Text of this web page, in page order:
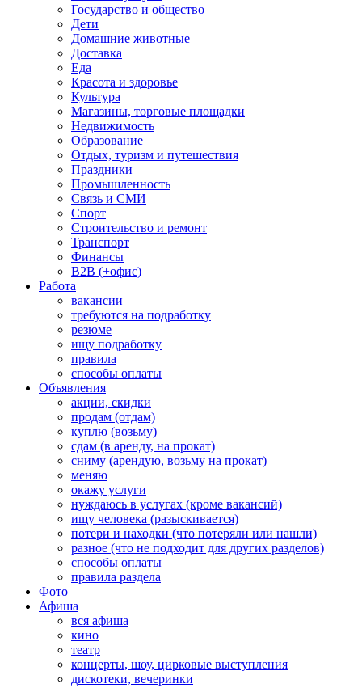
Государство и общество
Дети
Домашние животные
Доставка
Еда
Красота и здоровье
Культура
Магазины, торговые площадки
Недвижимость
Образование
Отдых, туризм и путешествия
Праздники
Промышленность
Связь и СМИ
Спорт
Строительство и ремонт
Транспорт
Финансы
B2B (+офис)
Работа
вакансии
требуются на подработку
резюме
ищу подработку
правила
способы оплаты
Объявления
акции, скидки
продам (отдам)
куплю (возьму)
сдам (в аренду, на прокат)
сниму (арендую, возьму на прокат)
меняю
окажу услуги
нуждаюсь в услугах (кроме вакансий)
ищу человека (разыскивается)
потери и находки (что потеряли или нашли)
разное (что не подходит для других разделов)
способы оплаты
правила раздела
Фото
Афиша
вся афиша
кино
театр
концерты, шоу, цирковые выступления
дискотеки, вечеринки